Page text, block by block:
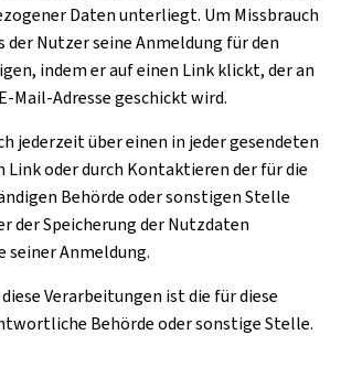
Daten unterliegt. Um Missbrauch
der Nutzer seine Anmeldung für den
indem er auf einen Link klickt, der an
Mail-Adresse geschickt wird.
jederzeit über einen in jeder gesendeten
oder durch Kontaktieren der für die
Behörde oder sonstigen Stelle
der Speicherung der Nutzdaten
Anmeldung.
Verarbeitungen ist die für diese
Behörde oder sonstige Stelle.